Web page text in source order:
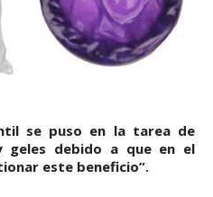
se puso en la tarea de
geles debido a que en el
este beneficio”.